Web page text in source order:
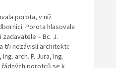
porota, v níž
Porota hlasovala
– Bc. J.
tři nezávislí architekti:
arch. P. Jura, Ing.
řádných porotců se k